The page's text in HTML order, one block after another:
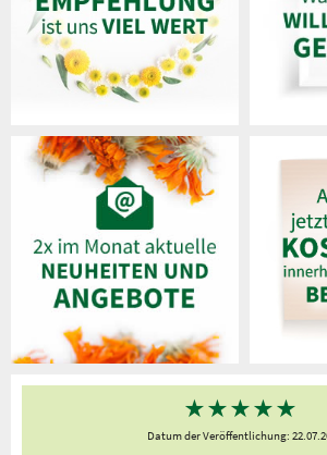
★★★★★
Datum der Veröffentlichung: